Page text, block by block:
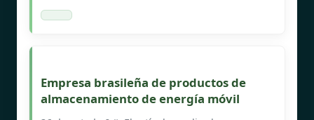
Empresa brasileña de productos de
almacenamiento de energía móvil